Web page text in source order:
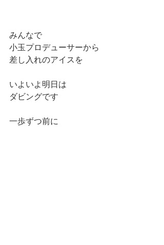
みんなで
小玉プロデューサーから
差し入れのアイスを
いよいよ明日は
ダビングです
一歩ずつ前に